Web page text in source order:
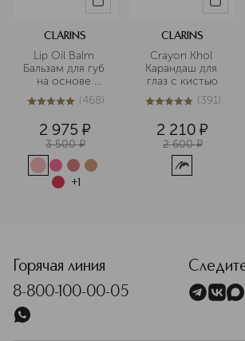
бестселлеров
популярными в
десятилетий. В
средства с
ингредиентами —
кожей, которой
Подробнее
CLARINS
Lip Oil Balm
Бальзам для губ
на основе
масел
4.9из5468 (468)
2 975 ¤
3 500 ¤
+1
CLARINS
Crayon Khol
Карандаш для
глаз с кистью
4.9из5391 (391)
2 210 ¤
2 600 ¤
Горячая линия
8-800-100-00-05